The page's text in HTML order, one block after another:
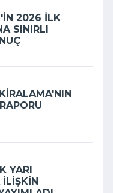
2026 ILK
SINIRLI
YARI
ILIŞKIN